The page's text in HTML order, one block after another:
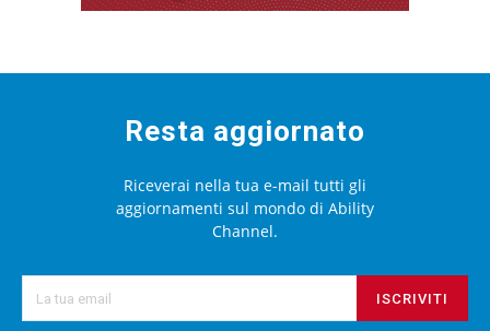
Resta aggiornato
Riceverai nella tua e-mail tutti gli
aggiornamenti sul mondo di Ability
Channel.
ISCRIVITI